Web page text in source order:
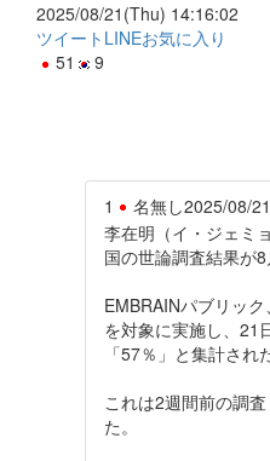
2025/08/21(Thu) 14:16:02
ツイート LINEお気に入り
51
9
1
名無し2025/08/
李在明（イ・ジェミ
国の世論調査結果が8
EMBRAINパブリッ
を対象に実施し、21
「57％」と集計され
これは2週間前の調
た。